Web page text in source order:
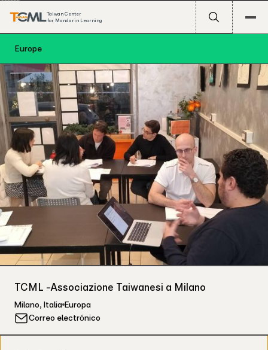
Taiwan Center
for Mandarin Learning
Europe
TCML -Associazione Taiwanesi a Milano
Milano, Italia Europa
Correo electrónico